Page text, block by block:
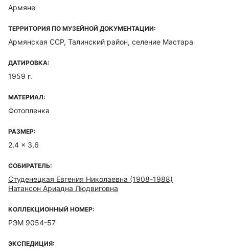
Армяне
ТЕРРИТОРИЯ ПО МУЗЕЙНОЙ ДОКУМЕНТАЦИИ:
Армянская ССР, Талинский район, селение Мастара
ДАТИРОВКА:
1959 г.
МАТЕРИАЛ:
Фотопленка
РАЗМЕР:
2,4 x 3,6
СОБИРАТЕЛЬ:
Студенецкая Евгения Николаевна (1908-1988)
Натансон Ариадна Людвиговна
КОЛЛЕКЦИОННЫЙ НОМЕР:
РЭМ 9054-57
ЭКСПЕДИЦИЯ: